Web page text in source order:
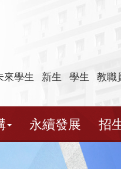
來學生 新生 學生 教職
永續發展 招